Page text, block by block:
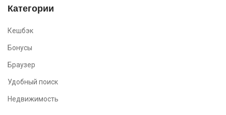
Категории
Кешбэк
Бонусы
Браузер
Удобный поиск
Недвижимость